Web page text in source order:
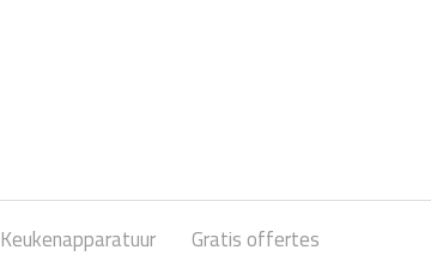
Keukenapparatuur Gratis offertes